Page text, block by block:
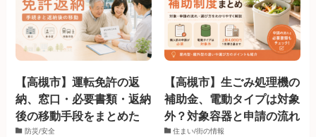
【高槻市】運転免許の返
納、窓口・必要書類・返納
後の移動手段をまとめた
防災/安全
【高槻市】生ごみ処理機の
補助金、電動タイプは対象
外？対象容器と申請の流れ
住まい/街の情報